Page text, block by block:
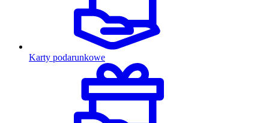
Karty podarunkowe